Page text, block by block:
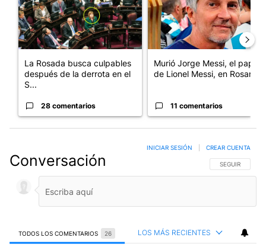
La Rosada busca culpables
después de la derrota en el
S...
28 comentarios
Murió Jorge Messi, el papá
de Lionel Messi, en Rosario
11 comentarios
Conversación SIGA ESTA
SEGUIR
INICIAR SESIÓN CREAR CUENTA
TODOS LOS COMENTARIOS 26 LOS MÁS RECIENTES